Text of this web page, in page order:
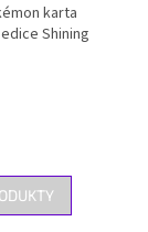
karta
Shining